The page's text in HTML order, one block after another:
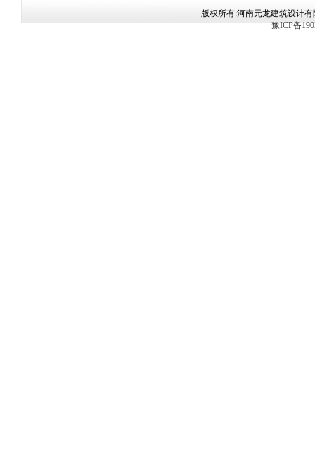
版权所有:河南元龙建筑设计
豫ICP备